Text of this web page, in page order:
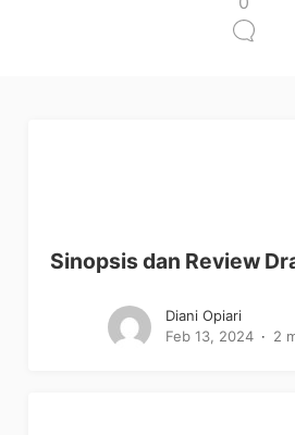
Sinopsis dan Review
Diani Opiari
Feb 13, 2024
2